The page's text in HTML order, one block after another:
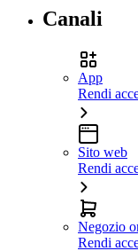
Canali
App
Rendi
Sito web
Rendi
Negozio
Rendi